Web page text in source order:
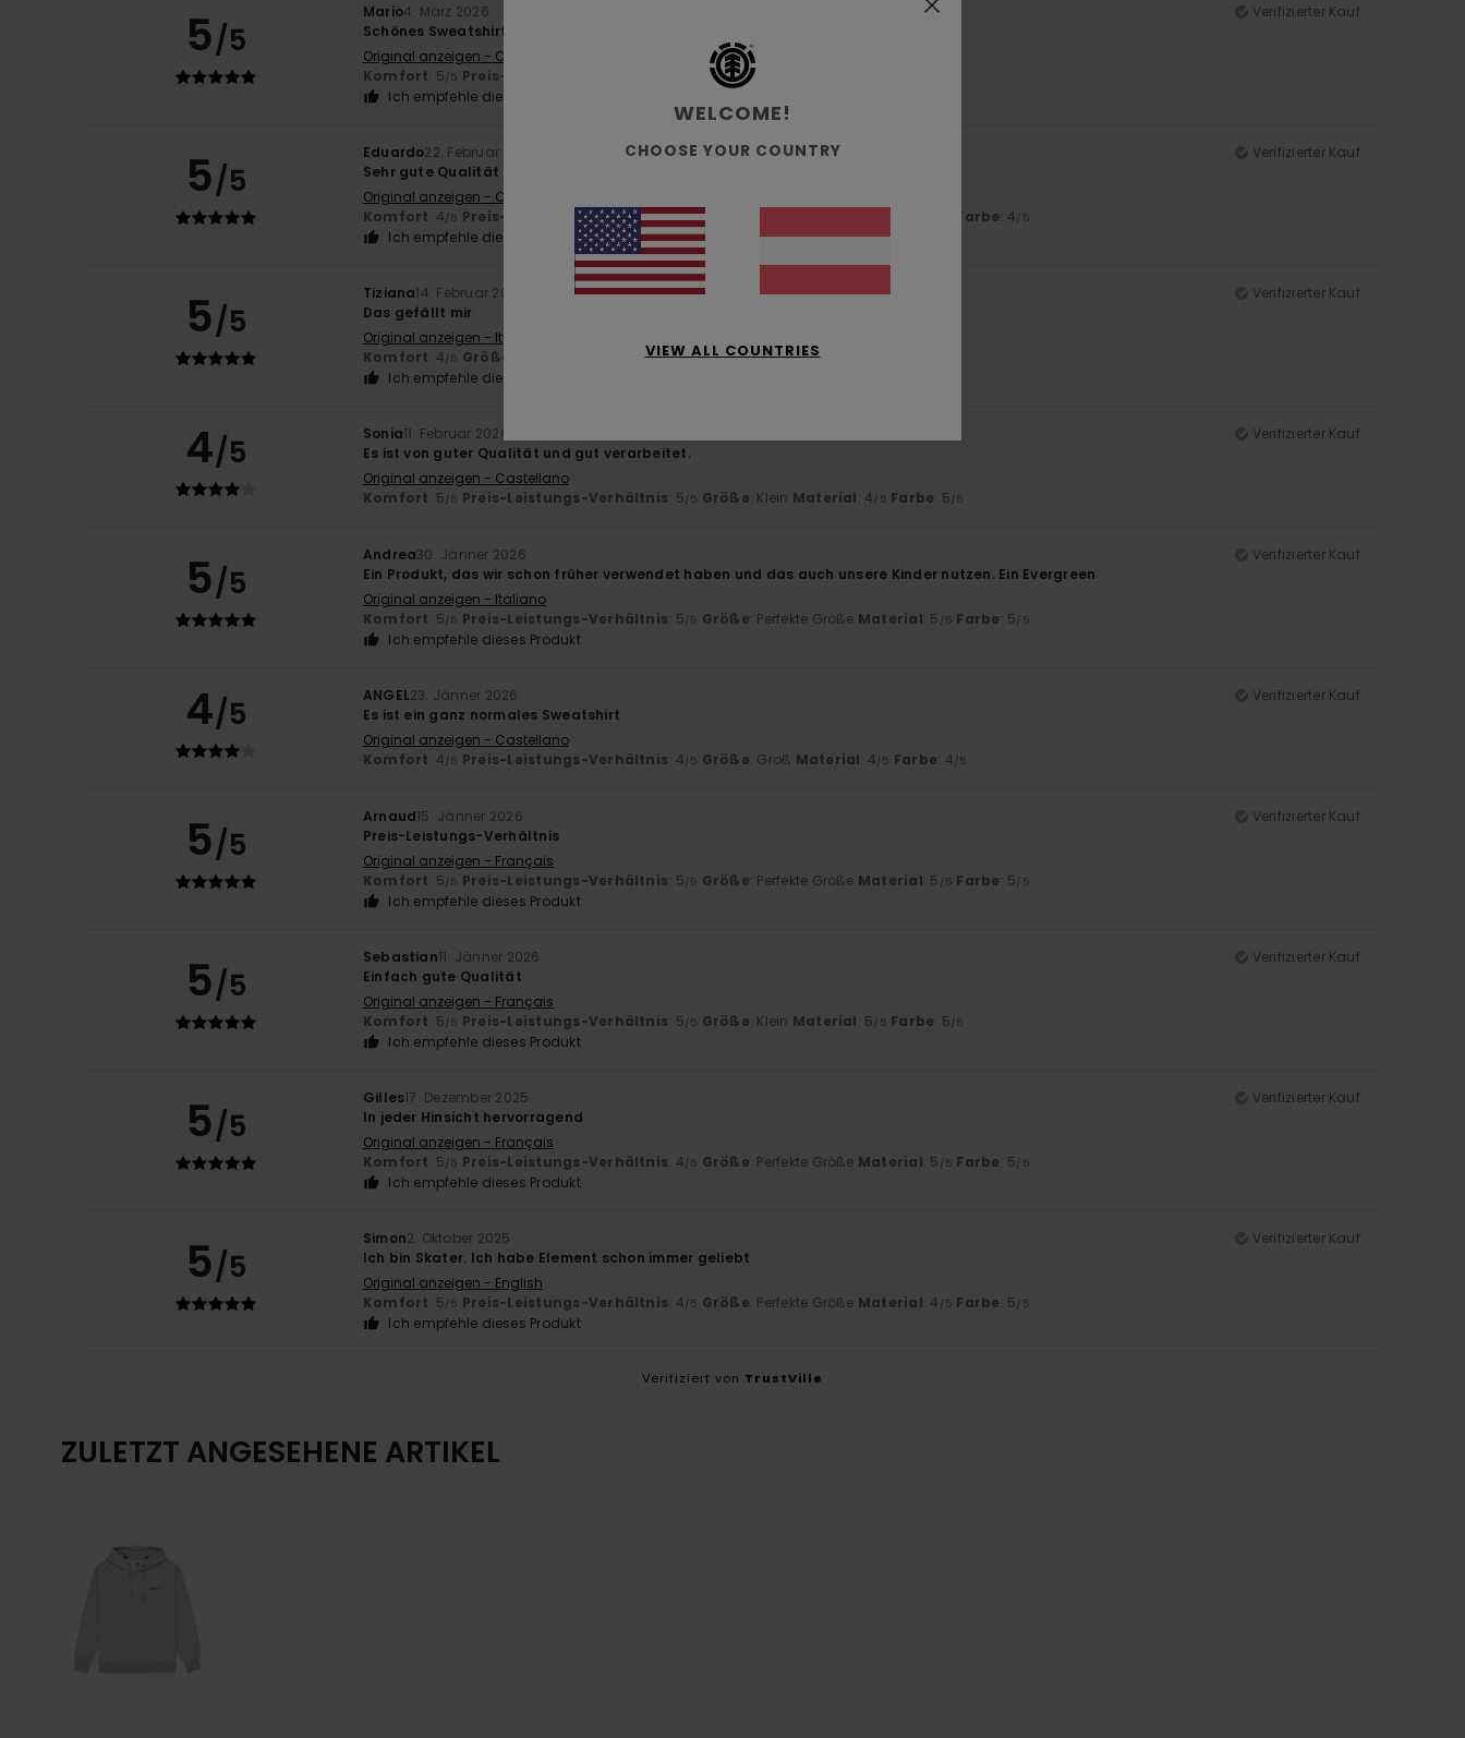
5/5
Mario4. März 2026
Verifizierter Kauf
Schönes Sweatshirt
Original anzeigen - Castellano
Komfort: 5/5 Preis-Leistungs-Verhältnis Größe: Perfekte Größe
Ich empfehle dieses Produkt
5/5
Eduardo22. Februar 2026
Verifizierter Kauf
Sehr gute Qualität
Original anzeigen - Castellano
Komfort: 4/5 Preis-Leistungs-Verhältnis: 4/5 Größe Farbe: 4/5
Ich empfehle dieses Produkt
5/5
Tiziana14. Februar 2026
Verifizierter Kauf
Das gefällt mir
Original anzeigen - Italiano
Komfort: 4/5 Größe
Ich empfehle dieses Produkt
4/5 Sonia11. Februar 2026
Verifizierter Kauf
Es ist von guter Qualität und gut verarbeitet.
Original anzeigen - Castellano
Komfort: 5/5 Preis-Leistungs-Verhältnis: 5/5 Größe: Klein Material: 4/5 Farbe: 5/5
5/5
Andrea30. Jänner 2026
Verifizierter Kauf
Ein Produkt, das wir schon früher verwendet haben und das auch unsere Kinder nutzen. Ein Evergreen
Original anzeigen - Italiano
Komfort: 5/5 Preis-Leistungs-Verhältnis: 5/5 Größe: Perfekte Größe Material: 5 /5 Farbe: 5/5
Ich empfehle dieses Produkt
4/5 ANGEL23. Jänner 2026
Verifizierter Kauf
Es ist ein ganz normales Sweatshirt
Original anzeigen - Castellano
Komfort: 4/5 Preis-Leistungs-Verhältnis: 4/5 Größe: Groß Material: 4/5 Farbe: 4/5
5/5
Arnaud15. Jänner 2026
Verifizierter Kauf
Preis-Leistungs-Verhältnis
Original anzeigen - Français
Komfort: 5/5 Preis-Leistungs-Verhältnis: 5/5 Größe: Perfekte Größe Material: 5 /5 Farbe: 5/5
Ich empfehle dieses Produkt
5/5
Sebastian11. Jänner 2026
Verifizierter Kauf
Einfach gute Qualität
Original anzeigen - Français
Komfort: 5/5 Preis-Leistungs-Verhältnis: 5/5 Größe: Klein Material: 5/5 Farbe: 5/5
Ich empfehle dieses Produkt
5/5
Gilles17. Dezember 2025
Verifizierter Kauf
In jeder Hinsicht hervorragend
Original anzeigen - Français
Komfort: 5/5 Preis-Leistungs-Verhältnis: 4/5 Größe: Perfekte Größe Material: 5 /5 Farbe: 5/5
Ich empfehle dieses Produkt
5/5
Simon2. Oktober 2025
Verifizierter Kauf
Ich bin Skater. Ich habe Element schon immer geliebt
Original anzeigen - English
Komfort: 5/5 Preis-Leistungs-Verhältnis: 4/5 Größe: Perfekte Größe Material: 4 /5 Farbe: 5/5
Ich empfehle dieses Produkt
Verifiziert von TrustVille
ZULETZT ANGESEHENE ARTIKEL
WELCOME!
CHOOSE YOUR COUNTRY
VIEW ALL COUNTRIES